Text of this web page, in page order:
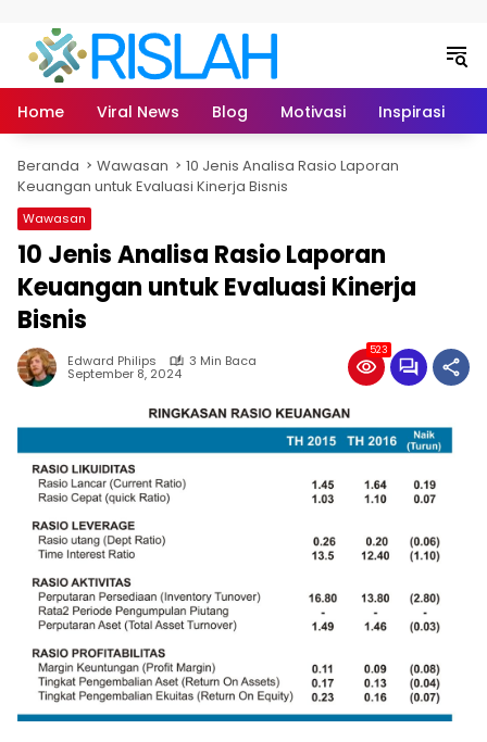
Home Viral News Blog Motivasi Inspirasi
Beranda Wawasan
10 Jenis Analisa Rasio Laporan
Keuangan untuk Evaluasi Kinerja Bisnis
Wawasan
10 Jenis Analisa Rasio Laporan
Keuangan untuk Evaluasi Kinerja
Bisnis
Edward Philips 3 Min Baca
September 8, 2024
523